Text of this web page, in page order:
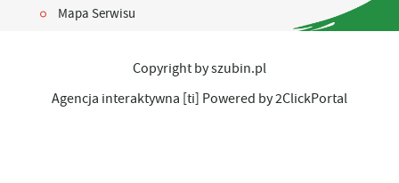
Mapa Serwisu
Copyright by szubin.pl
Agencja interaktywna [ti] Powered by2ClickPortal